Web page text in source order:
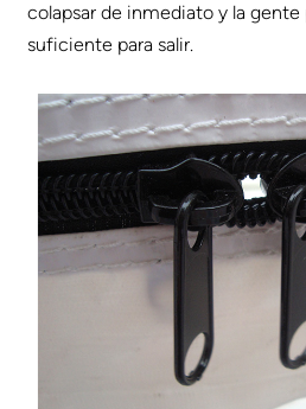
colapsar de inmediato y la
suficiente para salir.